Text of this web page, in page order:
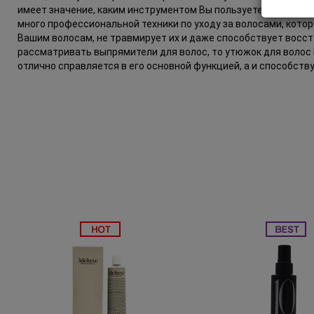
имеет значение, каким инструментом Вы пользуетесь при
много профессиональной техники по уходу за волосами,
Вашим волосам, не травмирует их и даже способствует
рассматривать выпрямители для волос, то утюжок для волос
отлично справляется в его основной функцией, а и
Subtil Global Lift - Глубокое восстановление
Subtil Man XY - Серия для мужчин: для ухода и укладки
You Look Glamour
You Look Professional